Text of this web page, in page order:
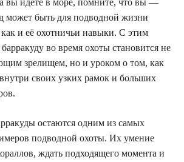
вы идёте в море, помните, что вы —
может быть для подводной жизни
и её охотничьи навыки. С этим
во время охоты становится не
зрелищем, но и уроком о том, как
своих узких рамок и больших
остаются одним из самых
подводной охоты. Их умение
ждать подходящего момента и